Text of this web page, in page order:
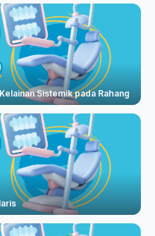
Sistemik pada Rahang